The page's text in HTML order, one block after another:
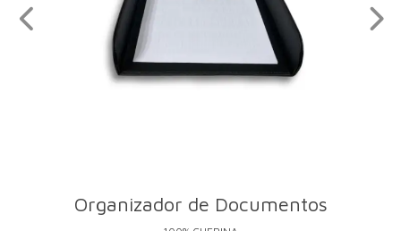
Organizador de Documentos